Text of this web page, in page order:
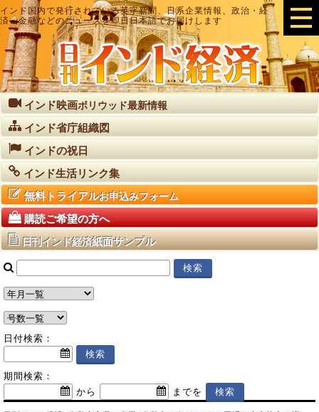
インド国内で発行されている英字新聞、日系企業情報、政治・経
済・金融などのニュースを即日日本語でお届けします
インド映画ボリウッド最新情報
インド省庁組織図
インドの祝日
インド生活リンク集
無料トライアルお申込みフォーム
購読ご希望の方へ
日刊インド経済紙面サンプル
日付検索：
期間検索：
から
までを